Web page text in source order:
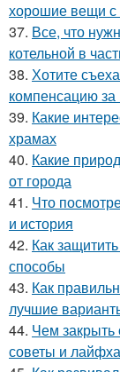
хорошие вещи с
37. Все, что
котельной в
38. Хотите
компенсацию
39. Какие
храмах
40. Какие
от города
41. Что
и история
42. Как
способы
43. Как
лучшие
44. Чем закрыть
советы и